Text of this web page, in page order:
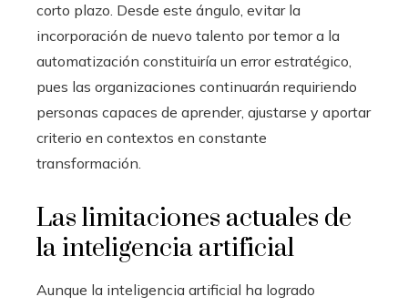
corto plazo. Desde este ángulo, evitar la
incorporación de nuevo talento por temor a la
automatización constituiría un error estratégico,
pues las organizaciones continuarán requiriendo
personas capaces de aprender, ajustarse y aportar
criterio en contextos en constante
transformación.
Las limitaciones actuales de
la inteligencia artificial
Aunque la inteligencia artificial ha logrado